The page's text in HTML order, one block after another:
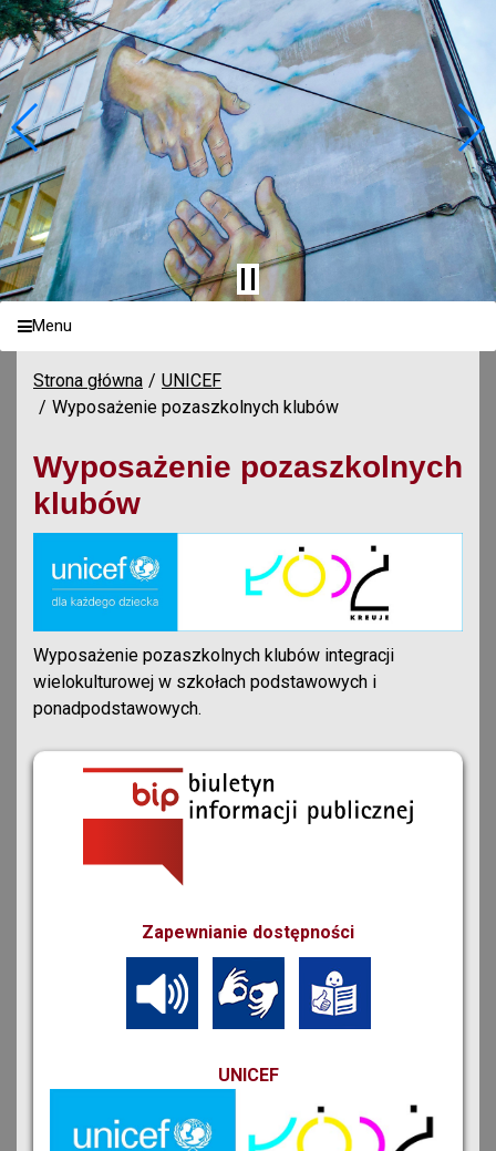
Menu
Strona główna
UNICEF
Wyposażenie pozaszkolnych klubów
Wyposażenie pozaszkolnych
klubów
Wyposażenie pozaszkolnych klubów integracji
wielokulturowej w szkołach podstawowych i
ponadpodstawowych.
Zapewnianie dostępności
UNICEF